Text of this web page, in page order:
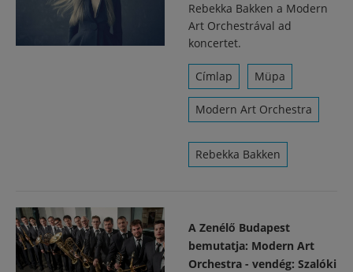
Rebekka Bakken a Modern
Art Orchestrával ad
koncertet.
Címlap Müpa
Modern Art Orchestra
Rebekka Bakken
A Zenélő Budapest
bemutatja: Modern Art
Orchestra - vendég: Szalóki